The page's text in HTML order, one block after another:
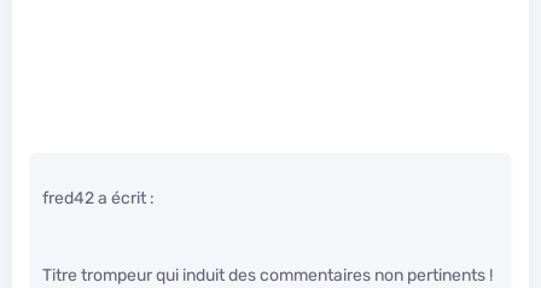
fred42 a écrit :
Titre trompeur qui induit des commentaires non pertinents !